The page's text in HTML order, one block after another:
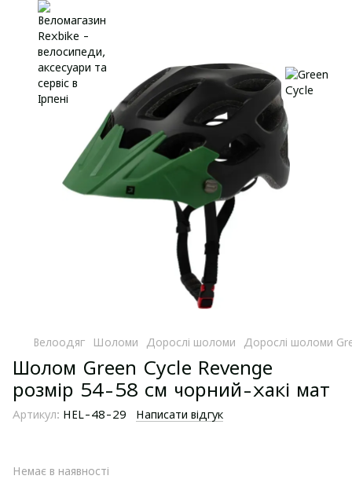
Велоодяг Шоломи Дорослі шоломи Дорослі шоломи
Шолом Green Cycle Revenge
розмір 54-58 см чорний-хакі мат
Артикул: HEL-48-29 Написати відгук
Немає в наявності